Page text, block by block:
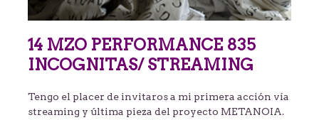
14 MZO PERFORMANCE 835
INCOGNITAS/ STREAMING
Tengo el placer de invitaros a mi primera acción vía
streaming y última pieza del proyecto METANOIA.